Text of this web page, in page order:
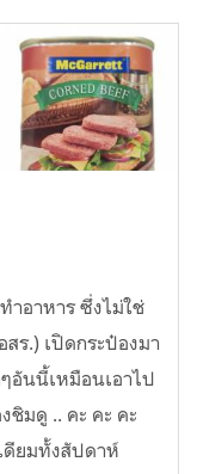
ำอาหาร ซึ่งไม่ใช่
.) เปิดกระป๋องมา
อันนี้เหมือนเอาไป
ชิมดู .. คะ คะ คะ
ดียมทั้งสัปดาห์